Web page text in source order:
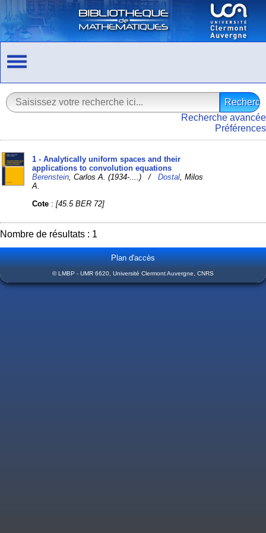
Recherche avancée
Préférences
1 - Analytically uniform spaces and their
applications to convolution equations
Berenstein , Carlos A. (1934-....) /Dostal , Milos
A.
Cote :[45.5 BER 72]
Nombre de résultats : 1
Plan d'accès
© LMBP - UMR 6620, Université Clermont Auvergne, CNRS